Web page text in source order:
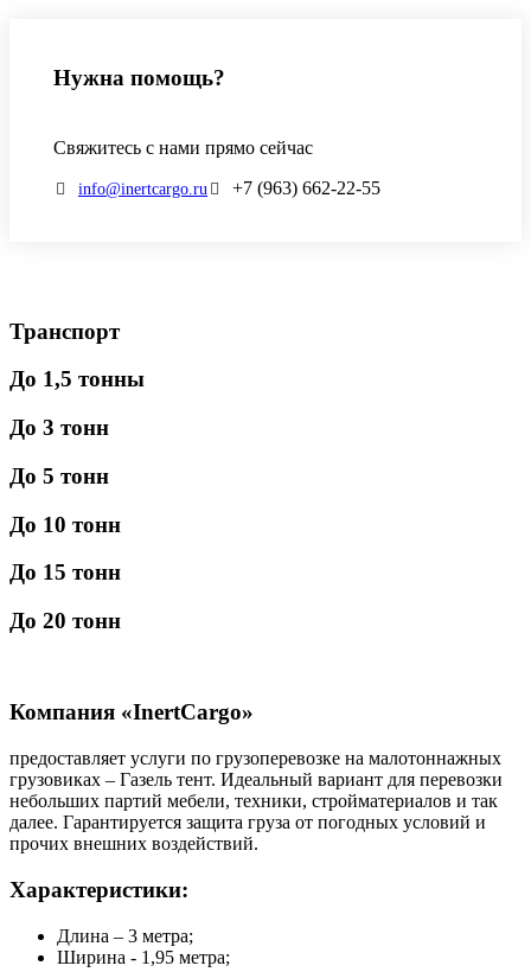
Нужна помощь?
Свяжитесь с нами прямо сейчас
info@inertcargo.ru +7 (963) 662-22-55
Транспорт
До 1,5 тонны
До 3 тонн
До 5 тонн
До 10 тонн
До 15 тонн
До 20 тонн
Компания «InertCargo»
предоставляет услуги по грузоперевозке на малотоннажных
грузовиках – Газель тент. Идеальный вариант для перевозки
небольших партий мебели, техники, стройматериалов и так
далее. Гарантируется защита груза от погодных условий и
прочих внешних воздействий.
Характеристики:
Длина – 3 метра;
Ширина - 1,95 метра;